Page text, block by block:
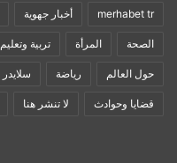
merhabet tr أخبار جهوية
الصحة المرأة تربية وتعليم
حول العالم رياضة سلايدر
قضايا وحوادث لا تنشر هنا